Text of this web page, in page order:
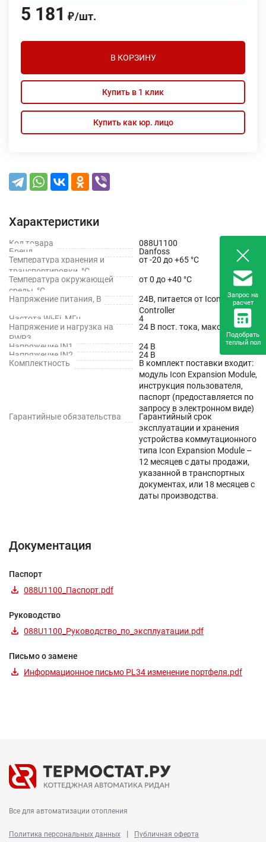
5 181 ₽/шт.
В КОРЗИНУ
Купить в 1 клик
Купить как юр. лицо
Характеристики
Код товара
088U1100
Бренд
Danfoss
Температура хранения и
транспортировки, °С
от -20 до +65 °С
Температура окружающей
среды, °С
от 0 до +40 °С
Напряжение питания, В
24B, питается от Icon Master
Controller
Частота Wi-Fi, МГц
4
Напряжение и нагрузка на
PWR3
24 В пост. тока, макс. 1 Вт
Напряжение IN1
24 В
Напряжение IN2
24 В
Комплектность
В комплект поставки входит:
модуль Icon Expansion Module,
инструкция пользователя,
паспорт (предоставляется по
запросу в электронном виде)
Гарантийные обязательства
Гарантийный срок
эксплуатации и хранения
устройства коммутационного
типа Icon Expansion Module –
12 месяцев с даты продажи,
указанной в транспортных
документах, или 18 месяцев с
даты производства.
Документация
Паспорт
088U1100_Паспорт.pdf
Руководство
088U1100_Руководство_по_эксплуатации.pdf
Письмо о замене
Информационное письмо PL34 изменение портфеля.pdf
Все для автоматизации отопления
Политика персональных данных | Публичная оферта
Запрос на
расчет
Подобрать
теплый пол